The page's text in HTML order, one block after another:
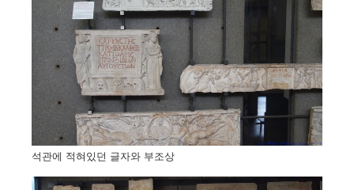
석관에 적혀있던 글자와 부조상